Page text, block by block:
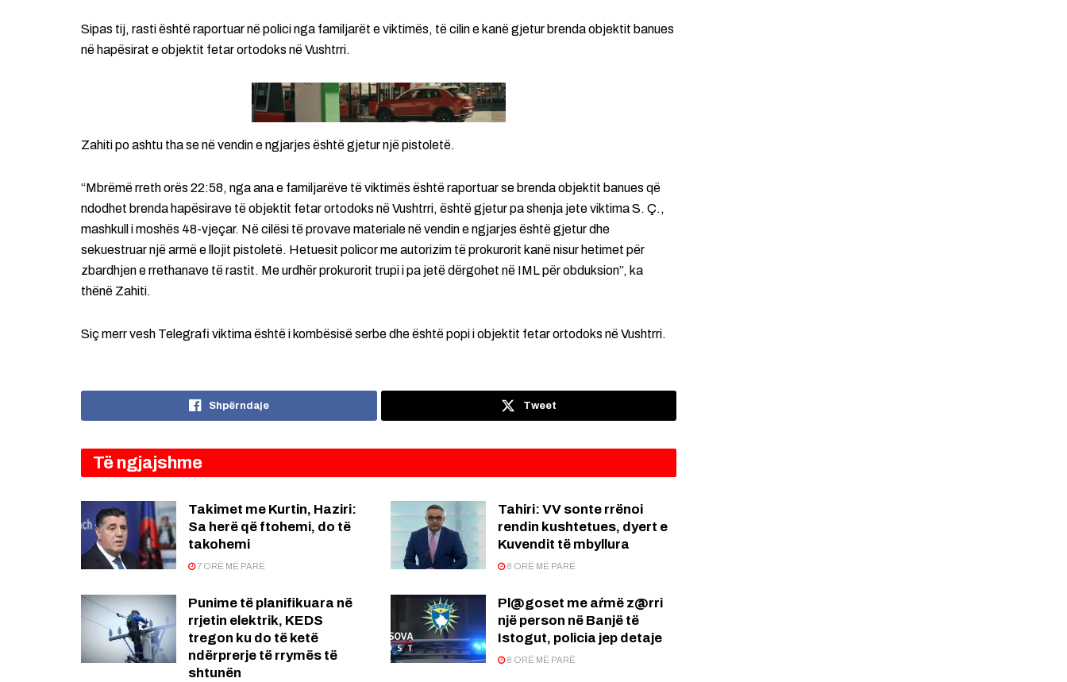
Sipas tij, rasti është raportuar në polici nga familjarët e viktimës, të cilin e kanë gjetur brenda objektit banues
në hapësirat e objektit fetar ortodoks në Vushtrri.
Zahiti po ashtu tha se në vendin e ngjarjes është gjetur një pistoletë.
“Mbrëmë rreth orës 22:58, nga ana e familjarëve të viktimës është raportuar se brenda objektit banues që
ndodhet brenda hapësirave të objektit fetar ortodoks në Vushtrri, është gjetur pa shenja jete viktima S. Ç.,
mashkull i moshës 48-vjeçar. Në cilësi të provave materiale në vendin e ngjarjes është gjetur dhe
sekuestruar një armë e llojit pistoletë. Hetuesit policor me autorizim të prokurorit kanë nisur hetimet për
zbardhjen e rrethanave të rastit. Me urdhër prokurorit trupi i pa jetë dërgohet në IML për obduksion”, ka
thënë Zahiti.
Siç merr vesh Telegrafi viktima është i kombësisë serbe dhe është popi i objektit fetar ortodoks në Vushtrri.
Shpërndaje Tweet
Të ngjajshme
Takimet me Kurtin, Haziri:
Sa herë që ftohemi, do të
takohemi
7 ORË MË PARË
Tahiri: VV sonte rrënoi
rendin kushtetues, dyert e
Kuvendit të mbyllura
8 ORË MË PARË
Punime të planifikuara në
rrjetin elektrik, KEDS
tregon ku do të ketë
ndërprerje të rrymës të
shtunën
Pl@goset me aŕmë z@rri
një person në Banjë të
Istogut, policia jep detaje
8 ORË MË PARË